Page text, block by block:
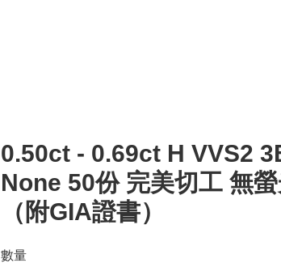
0.50ct - 0.69ct H VVS2
None 50份 完美切工 無
（附GIA證書）
數量